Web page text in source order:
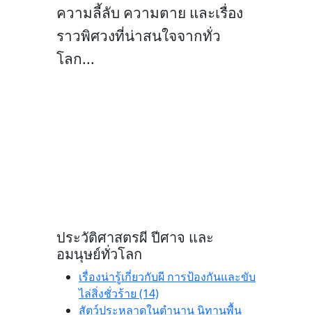
ความลี้ลับ ความตาย และเรื่อง
ราวพิศวงที่น่าสนใจจากทั่ว
โลก...
ประวัติศาสตรผี ปีศาจ และ
อมนุษย์ทั่วโลก
เรื่องน่ารู้เกี่ยวกับผี การป้องกันและขับ
ไล่สิ่งชั่วร้าย (14)
สัตว์ประหลาดในตำนาน นิทานพื้น